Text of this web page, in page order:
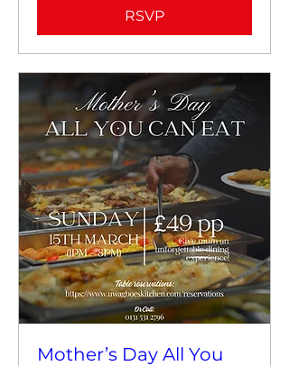
RSVP
Mother’s Day All You